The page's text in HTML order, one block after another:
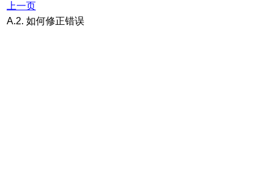
上一页
A.2. 如何修正错误